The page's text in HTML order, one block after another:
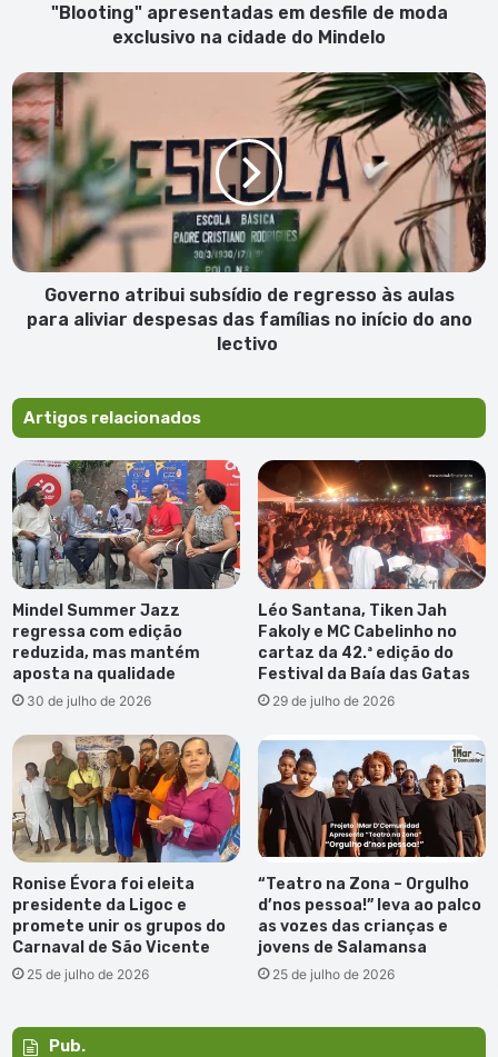
na
cidade
do
Mindelo
"Blooting" apresentadas em desfile de moda
exclusivo na cidade do Mindelo
Governo
atribui
subsídio
de
regresso
às
aulas
para
aliviar
despesas
das
do
ano
Governo atribui subsídio de regresso às aulas
para aliviar despesas das famílias no início do ano
lectivo
Artigos relacionados
Mindel Summer Jazz
regressa com edição
reduzida, mas mantém
aposta na qualidade
30 de julho de 2026
Léo Santana, Tiken Jah
Fakoly e MC Cabelinho no
cartaz da 42.ª edição do
Festival da Baía das Gatas
29 de julho de 2026
Ronise Évora foi eleita
presidente da Ligoc e
promete unir os grupos do
Carnaval de São Vicente
25 de julho de 2026
“Teatro na Zona – Orgulho
d’nos pessoa!” leva ao palco
as vozes das crianças e
jovens de Salamansa
25 de julho de 2026
Pub.